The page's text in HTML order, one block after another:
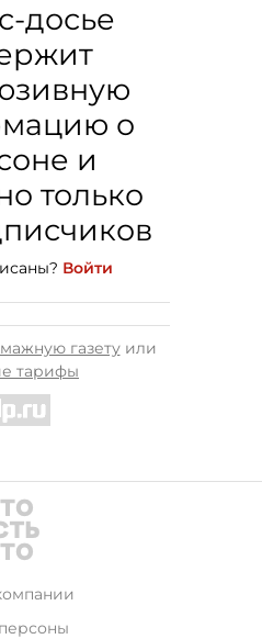
досье
о
и
только
Войти
газетуили
тарифы